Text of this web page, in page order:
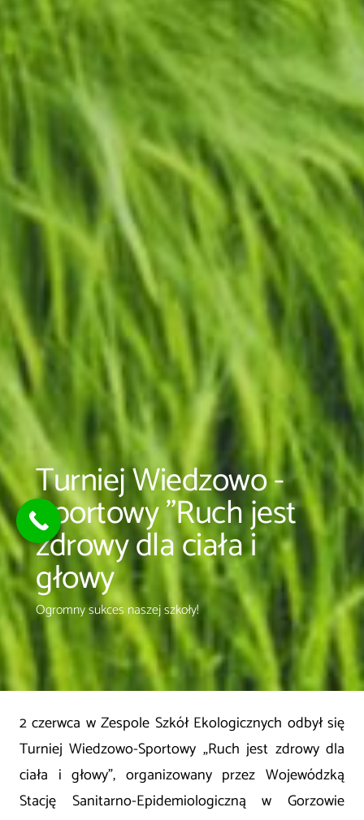
Turniej Wiedzowo -
Sportowy "Ruch jest
zdrowy dla ciała i
głowy
Ogromny sukces naszej szkoły!
2 czerwca w Zespole Szkół Ekologicznych odbył się
Turniej Wiedzowo-Sportowy „Ruch jest zdrowy dla
ciała i głowy”, organizowany przez Wojewódzką
Stację Sanitarno-Epidemiologiczną w Gorzowie